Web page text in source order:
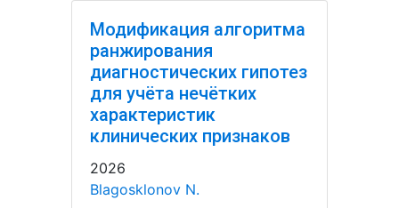
Модификация алгоритма
ранжирования
диагностических гипотез
для учёта нечётких
характеристик
клинических признаков
2026
Blagosklonov N.